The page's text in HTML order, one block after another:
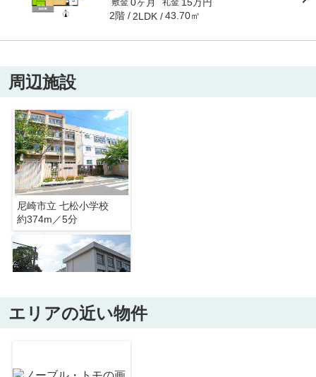
2階 2LDK 43.70㎡
周辺施設
尼崎市立 七松小学校
約374m／5分
尼崎市立中学校 日新中学校
エリアの近い物件